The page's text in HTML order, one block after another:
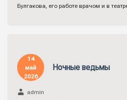
Булгакова, его работе врачом и в
14
май
2026
Ночные ведьмы
admin